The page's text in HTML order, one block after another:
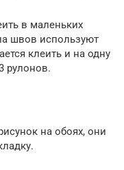
в маленьких
швов используют
клеить и на одну
рулонов.
на обоях, они